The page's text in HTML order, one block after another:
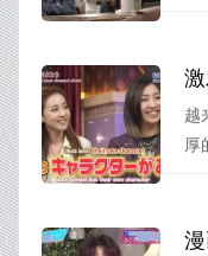
越
厚